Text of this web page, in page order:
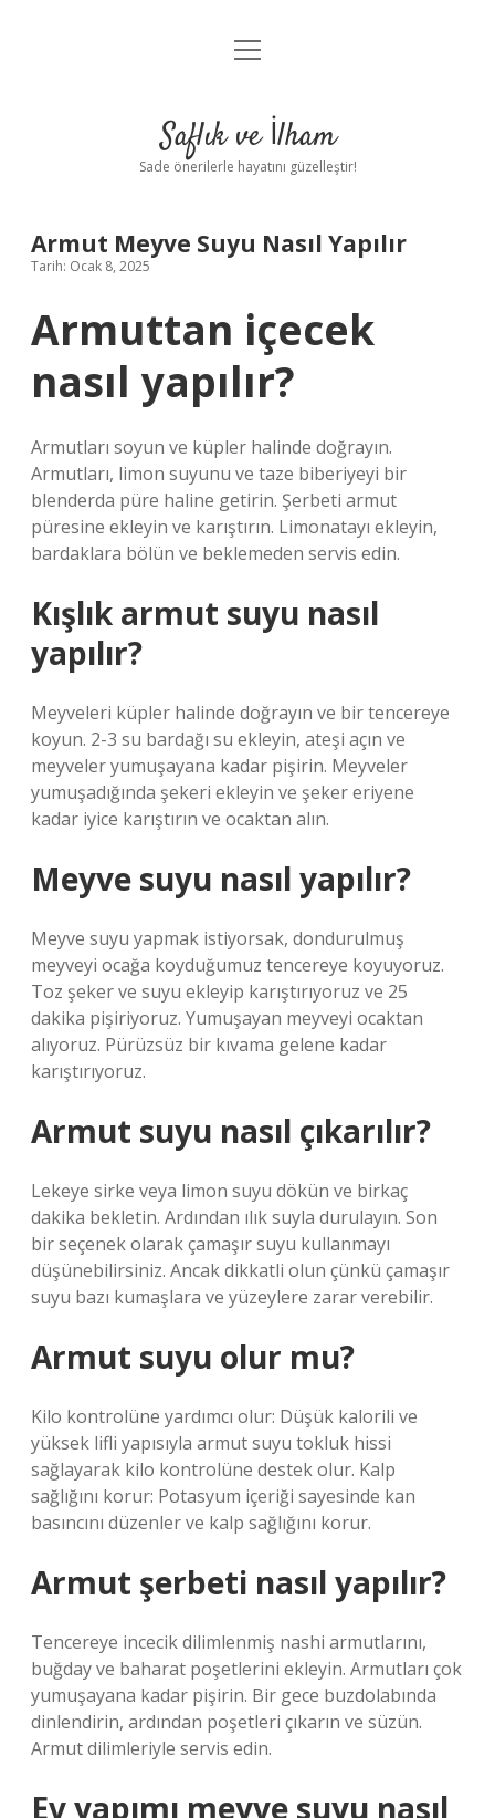
Anasayfa
Yasal Uyarı
menüyü
Saflık ve İlham
Sade önerilerle hayatını güzelleştir!
Armut Meyve Suyu Nasıl Yapılır
Tarih: Ocak 8, 2025
Armuttan içecek
nasıl yapılır?
Armutları soyun ve küpler halinde doğrayın.
Armutları, limon suyunu ve taze biberiyeyi bir
blenderda püre haline getirin. Şerbeti armut
püresine ekleyin ve karıştırın. Limonatayı ekleyin,
bardaklara bölün ve beklemeden servis edin.
Kışlık armut suyu nasıl
yapılır?
Meyveleri küpler halinde doğrayın ve bir tencereye
koyun. 2-3 su bardağı su ekleyin, ateşi açın ve
meyveler yumuşayana kadar pişirin. Meyveler
yumuşadığında şekeri ekleyin ve şeker eriyene
kadar iyice karıştırın ve ocaktan alın.
Meyve suyu nasıl yapılır?
Meyve suyu yapmak istiyorsak, dondurulmuş
meyveyi ocağa koyduğumuz tencereye koyuyoruz.
Toz şeker ve suyu ekleyip karıştırıyoruz ve 25
dakika pişiriyoruz. Yumuşayan meyveyi ocaktan
alıyoruz. Pürüzsüz bir kıvama gelene kadar
karıştırıyoruz.
Armut suyu nasıl çıkarılır?
Lekeye sirke veya limon suyu dökün ve birkaç
dakika bekletin. Ardından ılık suyla durulayın. Son
bir seçenek olarak çamaşır suyu kullanmayı
düşünebilirsiniz. Ancak dikkatli olun çünkü çamaşır
suyu bazı kumaşlara ve yüzeylere zarar verebilir.
Armut suyu olur mu?
Kilo kontrolüne yardımcı olur: Düşük kalorili ve
yüksek lifli yapısıyla armut suyu tokluk hissi
sağlayarak kilo kontrolüne destek olur. Kalp
sağlığını korur: Potasyum içeriği sayesinde kan
basıncını düzenler ve kalp sağlığını korur.
Armut şerbeti nasıl yapılır?
Tencereye incecik dilimlenmiş nashi armutlarını,
buğday ve baharat poşetlerini ekleyin. Armutları çok
yumuşayana kadar pişirin. Bir gece buzdolabında
dinlendirin, ardından poşetleri çıkarın ve süzün.
Armut dilimleriyle servis edin.
Ev yapımı meyve suyu nasıl